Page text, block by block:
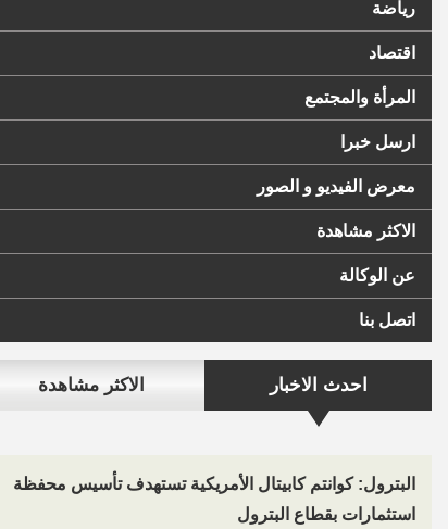
رياضة
اقتصاد
المرأة والمجتمع
ارسل خبرا
معرض الفيديو و الصور
الاكثر مشاهدة
عن الوكالة
اتصل بنا
احدث الاخبار الاكثر مشاهدة
البترول: كوانتم كابيتال الأمريكية تستهدف تأسيس محفظة
استثمارات بقطاع البترول